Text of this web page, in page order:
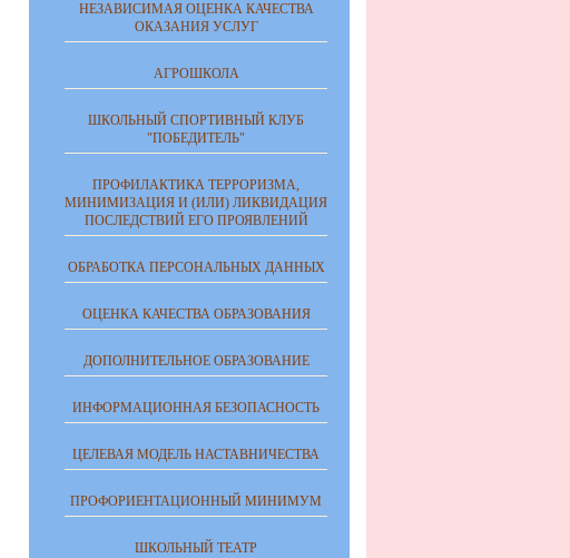
НЕЗАВИСИМАЯ ОЦЕНКА КАЧЕСТВА
ОКАЗАНИЯ УСЛУГ
АГРОШКОЛА
ШКОЛЬНЫЙ СПОРТИВНЫЙ КЛУБ
"ПОБЕДИТЕЛЬ"
ПРОФИЛАКТИКА ТЕРРОРИЗМА,
МИНИМИЗАЦИЯ И (ИЛИ) ЛИКВИДАЦИЯ
ПОСЛЕДСТВИЙ ЕГО ПРОЯВЛЕНИЙ
ОБРАБОТКА ПЕРСОНАЛЬНЫХ ДАННЫХ
ОЦЕНКА КАЧЕСТВА ОБРАЗОВАНИЯ
ДОПОЛНИТЕЛЬНОЕ ОБРАЗОВАНИЕ
ИНФОРМАЦИОННАЯ БЕЗОПАСНОСТЬ
ЦЕЛЕВАЯ МОДЕЛЬ НАСТАВНИЧЕСТВА
ПРОФОРИЕНТАЦИОННЫЙ МИНИМУМ
ШКОЛЬНЫЙ ТЕАТР